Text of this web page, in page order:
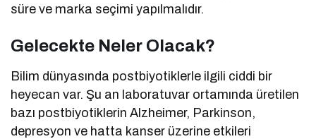
süre ve marka seçimi yapılmalıdır.
Gelecekte Neler Olacak?
Bilim dünyasında postbiyotiklerle ilgili ciddi bir
heyecan var. Şu an laboratuvar ortamında üretilen
bazı postbiyotiklerin Alzheimer, Parkinson,
depresyon ve hatta kanser üzerine etkileri